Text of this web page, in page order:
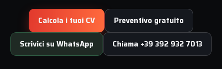
Calcola i tuoi CV Preventivo gratuito
Scrivici su WhatsApp Chiama +39 392 932 7013